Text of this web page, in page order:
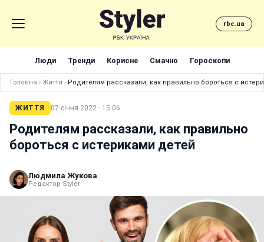
rbc.ua
Люди Тренди Корисне Смачно Гороскопи
Головна › Життя › Родителям рассказали, как правильно бороться с
ЖИТТЯ 07 січня 2022 · 15:06
Родителям рассказали, как правильно
бороться с истериками детей
Людмила Жукова
Редактор Styler